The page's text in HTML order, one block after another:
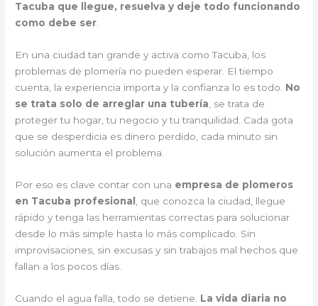
Tacuba que llegue, resuelva y deje todo funcionando
como debe ser
En una ciudad tan grande y activa como Tacuba, los
problemas de plomería no pueden esperar. El tiempo
cuenta, la experiencia importa y la confianza lo es todo. No
se trata solo de arreglar una tubería , se trata de
proteger tu hogar, tu negocio y tu tranquilidad. Cada gota
que se desperdicia es dinero perdido, cada minuto sin
solución aumenta el problema.
Por eso es clave contar con una empresa de plomeros
en Tacuba profesional
, que conozca la ciudad, llegue
rápido y tenga las herramientas correctas para solucionar
desde lo más simple hasta lo más complicado. Sin
improvisaciones, sin excusas y sin trabajos mal hechos que
fallan a los pocos días.
Cuando el agua falla, todo se detiene. La vida diaria no